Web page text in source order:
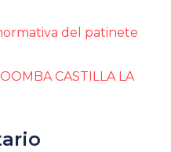
del patinete
CASTILLA LA